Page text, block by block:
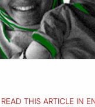
READ THIS ARTICLE IN